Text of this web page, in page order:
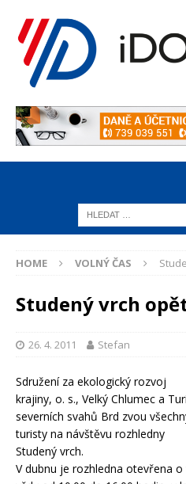
HOME VOLNÝ ČAS
Studený vrch
26. 4. 2011 Stefan
Sdružení za ekologický rozvoj
krajiny, o. s., Velký Chlumec a
severních svahů Brd zvou
turisty na návštěvu rozhledny
Studený vrch.
V dubnu je rozhledna otevřena